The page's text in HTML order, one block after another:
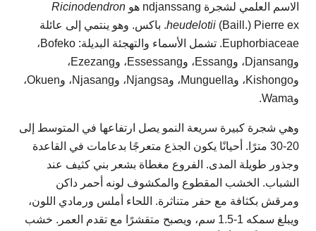
الاسم العلمي لشجرة ndjanssang هو
Ricinodendron
heudelotii(Baill.) Pierre ex. باكس. وهو ينتمي إلى عائلة
Euphorbiaceae. تشمل الأسماء والتهجئة البديلة: Bofeko،
وDjansang، وEssang، وEssessang، وEzezang،
وKishongo، وMunguella، وNjangsa، وNjasang، وOkuen،
وWama.
وهي شجرة كبيرة سريعة النمو يصل ارتفاعها في المتوسط ​​إلى
20-30 مترًا. أحيانًا يكون الجذع متعرجًا بدعامات في القاعدة
وجذور طويلة المدى. الفروع مغطاة بشعر بني كثيف عند
الشباب. الخشب المقطوع والمكشوف لونه أحمر داكن
ومرقش بكثافة مع حفر متناثرة. اللحاء أملس ورمادي اللون،
ويبلغ سمكه 1-1.5 سم، ويصبح متقشرًا مع تقدم العمر. خشب